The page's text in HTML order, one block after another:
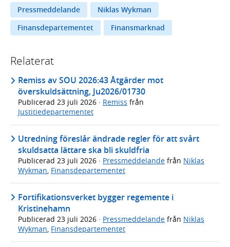
Pressmeddelande
Niklas Wykman
Finansdepartementet
Finansmarknad
Relaterat
Remiss av SOU 2026:43 Åtgärder mot
överskuldsättning, Ju2026/01730
Publicerad 23 juli 2026 · Remiss från
Justitiedepartementet
Utredning föreslår ändrade regler för att svårt
skuldsatta lättare ska bli skuldfria
Publicerad 23 juli 2026 · Pressmeddelande från Niklas
Wykman, Finansdepartementet
Fortifikationsverket bygger regemente i
Kristinehamn
Publicerad 23 juli 2026 · Pressmeddelande från Niklas
Wykman Finansdepartementet